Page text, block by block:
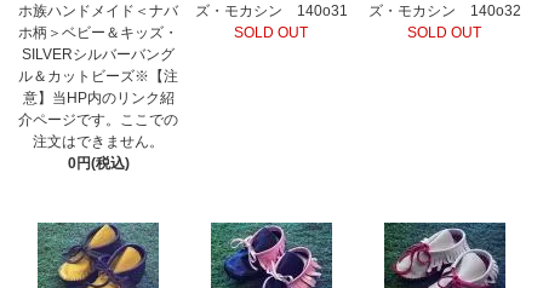
ホ族ハンドメイド＜ナバ
ホ柄＞ベビー＆キッズ・
SILVERシルバーバング
ル＆カットビーズ※【注
意】当HP内のリンク紹
介ページです。ここでの
注文はできません。
0円(税込)
ズ・モカシン 140o31
SOLD OUT
ズ・モカシン 140o32
SOLD OUT